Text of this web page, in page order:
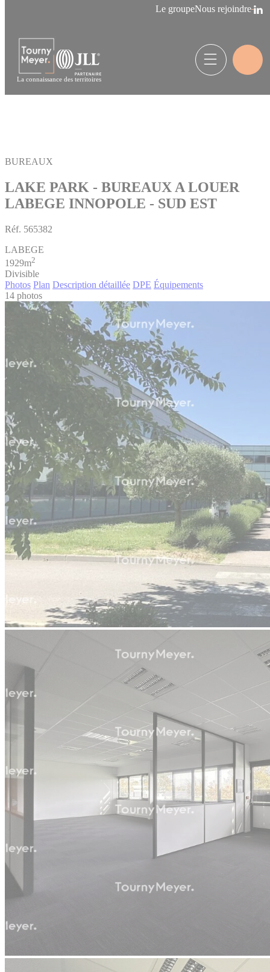
Le groupeNous rejoindre
La connaissance des territoires
BUREAUX
LAKE PARK - BUREAUX A LOUER
LABEGE INNOPOLE - SUD EST
Réf. 565382
LABEGE
1929m2
Divisible
Photos Plan Description détaillée DPE Équipements
14 photos